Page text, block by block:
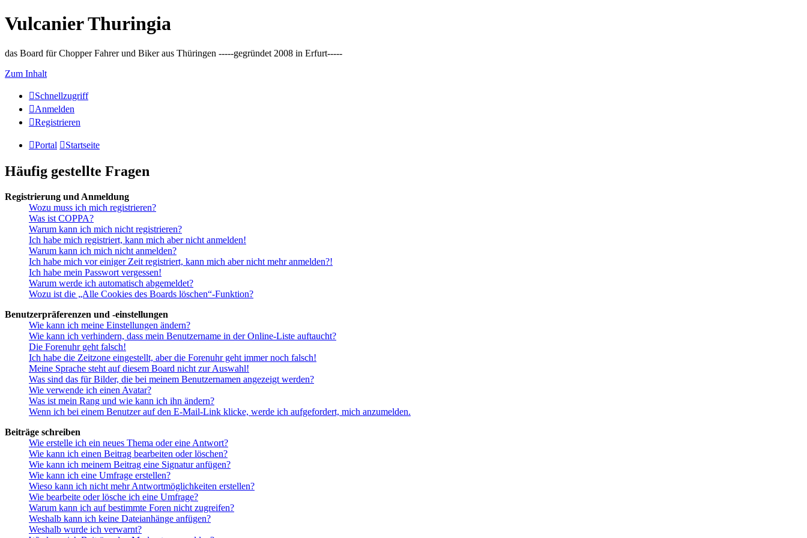
Vulcanier Thuringia
das Board für Chopper Fahrer und Biker aus Thüringen -----gegründet 2008 in Erfurt-----
Zum Inhalt
Schnellzugriff
Anmelden
Registrieren
Portal Startseite
Häufig gestellte Fragen
Registrierung und Anmeldung
Wozu muss ich mich registrieren?
Was ist COPPA?
Warum kann ich mich nicht registrieren?
Ich habe mich registriert, kann mich aber nicht anmelden!
Warum kann ich mich nicht anmelden?
Ich habe mich vor einiger Zeit registriert, kann mich aber nicht mehr anmelden?!
Ich habe mein Passwort vergessen!
Warum werde ich automatisch abgemeldet?
Wozu ist die „Alle Cookies des Boards löschen“-Funktion?
Benutzerpräferenzen und -einstellungen
Wie kann ich meine Einstellungen ändern?
Wie kann ich verhindern, dass mein Benutzername in der Online-Liste auftaucht?
Die Forenuhr geht falsch!
Ich habe die Zeitzone eingestellt, aber die Forenuhr geht immer noch falsch!
Meine Sprache steht auf diesem Board nicht zur Auswahl!
Was sind das für Bilder, die bei meinem Benutzernamen angezeigt werden?
Wie verwende ich einen Avatar?
Was ist mein Rang und wie kann ich ihn ändern?
Wenn ich bei einem Benutzer auf den E-Mail-Link klicke, werde ich aufgefordert, mich anzumelden.
Beiträge schreiben
Wie erstelle ich ein neues Thema oder eine Antwort?
Wie kann ich einen Beitrag bearbeiten oder löschen?
Wie kann ich meinem Beitrag eine Signatur anfügen?
Wie kann ich eine Umfrage erstellen?
Wieso kann ich nicht mehr Antwortmöglichkeiten erstellen?
Wie bearbeite oder lösche ich eine Umfrage?
Warum kann ich auf bestimmte Foren nicht zugreifen?
Weshalb kann ich keine Dateianhänge anfügen?
Weshalb wurde ich verwarnt?